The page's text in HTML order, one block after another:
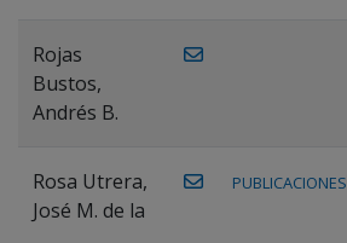
Rojas
Bustos,
Andrés B.
Rosa Utrera,
José M. de la
PUBLICACIONES